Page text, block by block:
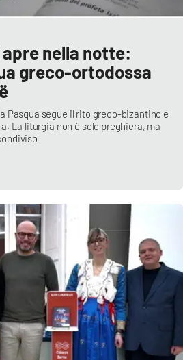
nella notte:
greco-ortodossa
Pasqua segue il rito greco-bizantino e
La liturgia non è solo preghiera, ma